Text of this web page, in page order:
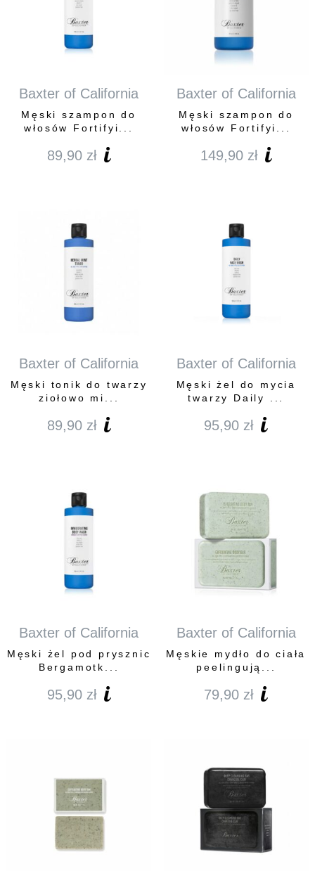
Baxter of California
Męski szampon do
włosów Fortifyi...
89,90 zł
Baxter of California
Męski szampon do
włosów Fortifyi...
149,90 zł
Baxter of California
Męski tonik do twarzy
ziołowo mi...
89,90 zł
Baxter of California
Męski żel do mycia
twarzy Daily ...
95,90 zł
Baxter of California
Męski żel pod prysznic
Bergamotk...
95,90 zł
Baxter of California
Męskie mydło do ciała
peelingują...
79,90 zł